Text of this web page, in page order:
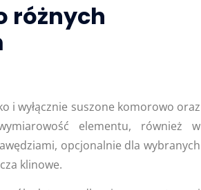
różnych
i wyłącznie suszone komorowo oraz
elementu, również w
opcjonalnie dla wybranych
klinowe.